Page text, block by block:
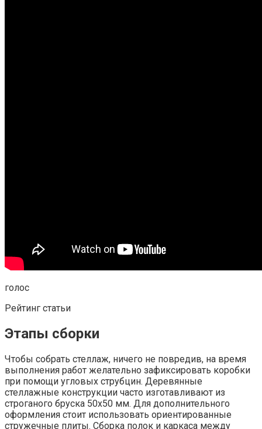
голос
Рейтинг статьи
Этапы сборки
Чтобы собрать стеллаж, ничего не повредив, на время
выполнения работ желательно зафиксировать коробки
при помощи угловых струбцин. Деревянные
стеллажные конструкции часто изготавливают из
строганого бруска 50х50 мм. Для дополнительного
оформления стоит использовать ориентированные
стружечные плиты. Сборка полок и каркаса между